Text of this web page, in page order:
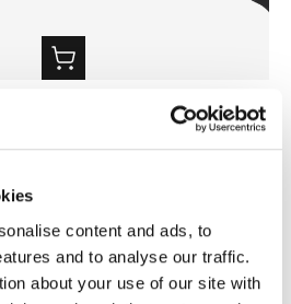
content and ads, to
and to analyse our traffic.
about your use of our site with
Thule wheel strap locks
cadenas de sangle pour roue